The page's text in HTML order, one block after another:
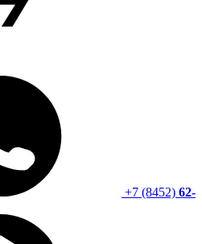
+7 (8452) 62-